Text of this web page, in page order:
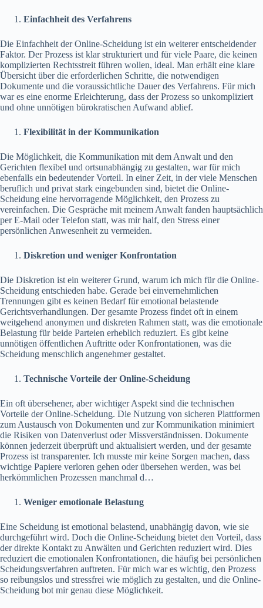
Einfachheit des Verfahrens
Die Einfachheit der Online-Scheidung ist ein weiterer entscheidender
Faktor. Der Prozess ist klar strukturiert und für viele Paare, die keinen
komplizierten Rechtsstreit führen wollen, ideal. Man erhält eine klare
Übersicht über die erforderlichen Schritte, die notwendigen
Dokumente und die voraussichtliche Dauer des Verfahrens. Für mich
war es eine enorme Erleichterung, dass der Prozess so unkompliziert
und ohne unnötigen bürokratischen Aufwand ablief.
Flexibilität in der Kommunikation
Die Möglichkeit, die Kommunikation mit dem Anwalt und den
Gerichten flexibel und ortsunabhängig zu gestalten, war für mich
ebenfalls ein bedeutender Vorteil. In einer Zeit, in der viele Menschen
beruflich und privat stark eingebunden sind, bietet die Online-
Scheidung eine hervorragende Möglichkeit, den Prozess zu
vereinfachen. Die Gespräche mit meinem Anwalt fanden hauptsächlich
per E-Mail oder Telefon statt, was mir half, den Stress einer
persönlichen Anwesenheit zu vermeiden.
Diskretion und weniger Konfrontation
Die Diskretion ist ein weiterer Grund, warum ich mich für die Online-
Scheidung entschieden habe. Gerade bei einvernehmlichen
Trennungen gibt es keinen Bedarf für emotional belastende
Gerichtsverhandlungen. Der gesamte Prozess findet oft in einem
weitgehend anonymen und diskreten Rahmen statt, was die emotionale
Belastung für beide Parteien erheblich reduziert. Es gibt keine
unnötigen öffentlichen Auftritte oder Konfrontationen, was die
Scheidung menschlich angenehmer gestaltet.
Technische Vorteile der Online-Scheidung
Ein oft übersehener, aber wichtiger Aspekt sind die technischen
Vorteile der Online-Scheidung. Die Nutzung von sicheren Plattformen
zum Austausch von Dokumenten und zur Kommunikation minimiert
die Risiken von Datenverlust oder Missverständnissen. Dokumente
können jederzeit überprüft und aktualisiert werden, und der gesamte
Prozess ist transparenter. Ich musste mir keine Sorgen machen, dass
wichtige Papiere verloren gehen oder übersehen werden, was bei
herkömmlichen Prozessen manchmal d…
Weniger emotionale Belastung
Eine Scheidung ist emotional belastend, unabhängig davon, wie sie
durchgeführt wird. Doch die Online-Scheidung bietet den Vorteil, dass
der direkte Kontakt zu Anwälten und Gerichten reduziert wird. Dies
reduziert die emotionalen Konfrontationen, die häufig bei persönlichen
Scheidungsverfahren auftreten. Für mich war es wichtig, den Prozess
so reibungslos und stressfrei wie möglich zu gestalten, und die Online-
Scheidung bot mir genau diese Möglichkeit.